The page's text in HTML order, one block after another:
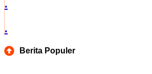
.
.
Berita Populer